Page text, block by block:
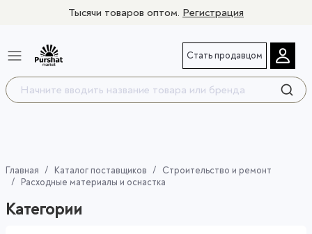
Тысячи товаров оптом. Регистрация
Стать продавцом
Главная Каталог поставщиков
Строительство и ремонт
Расходные материалы и оснастка
Категории